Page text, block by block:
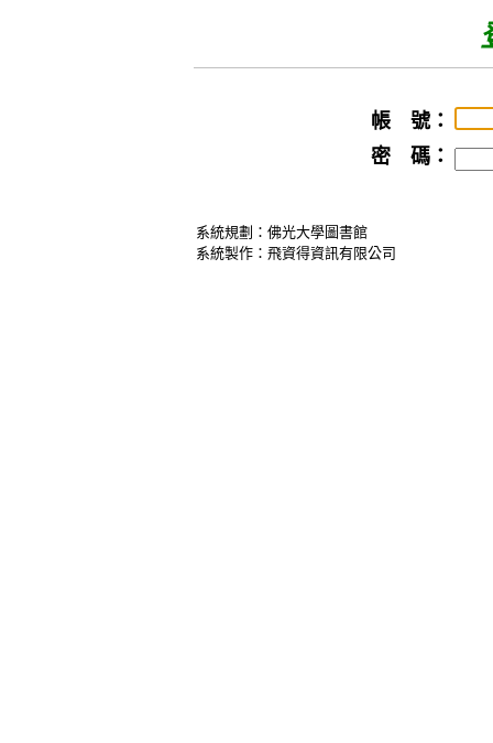
帳 號：
密 碼：
系統規劃：佛光大學圖書館
系統製作：飛資得資訊有限公司